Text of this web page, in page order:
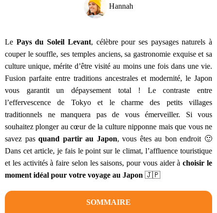
Hannah
Le Pays du Soleil Levant, célèbre pour ses paysages naturels à
couper le souffle, ses temples anciens, sa gastronomie exquise et sa
culture unique, mérite d’être visité au moins une fois dans une vie.
Fusion parfaite entre traditions ancestrales et modernité, le Japon
vous garantit un dépaysement total ! Le contraste entre
l’effervescence de Tokyo et le charme des petits villages
traditionnels ne manquera pas de vous émerveiller. Si vous
souhaitez plonger au cœur de la culture nipponne mais que vous ne
savez pasquand partir au Japon, vous êtes au bon endroit 🙂
Dans cet article, je fais le point sur le climat, l’affluence touristique
et les activités à faire selon les saisons, pour vous aider àchoisir le
moment idéal pour votre voyage au Japon 🇯🇵
SOMMAIRE